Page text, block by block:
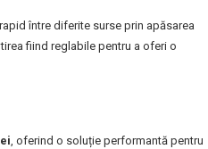
între diferite surse prin apăsarea
fiind reglabile pentru a oferi o
, oferind o soluție performantă pentru